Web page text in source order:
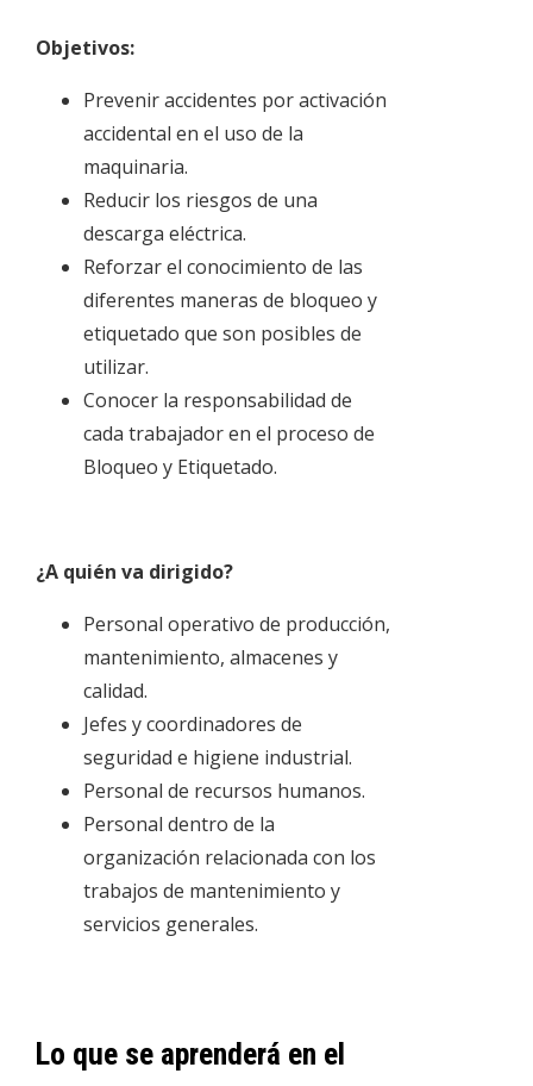
Objetivos:
Prevenir accidentes por activación
accidental en el uso de la
maquinaria.
Reducir los riesgos de una
descarga eléctrica.
Reforzar el conocimiento de las
diferentes maneras de bloqueo y
etiquetado que son posibles de
utilizar.
Conocer la responsabilidad de
cada trabajador en el proceso de
Bloqueo y Etiquetado.
¿A quién va dirigido?
Personal operativo de producción,
mantenimiento, almacenes y
calidad.
Jefes y coordinadores de
seguridad e higiene industrial.
Personal de recursos humanos.
Personal dentro de la
organización relacionada con los
trabajos de mantenimiento y
servicios generales.
Lo que se aprenderá en el